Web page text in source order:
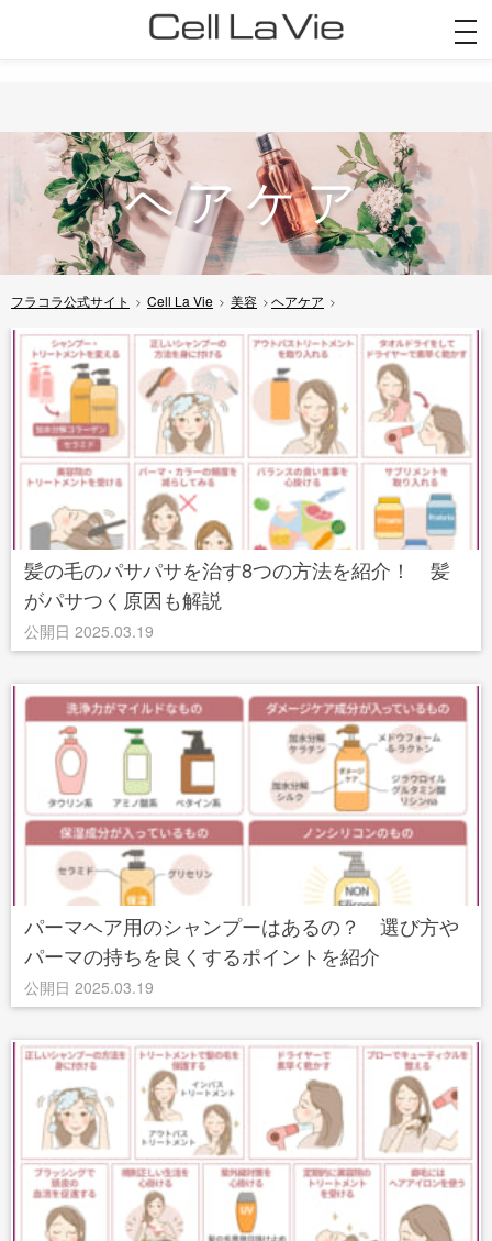
ヘアケア
フラコラ公式サイト Cell La Vie 美容 ヘアケア
髪の毛のパサパサを治す8つの方法を紹介！ 髪
がパサつく原因も解説
公開日 2025.03.19
パーマヘア用のシャンプーはあるの？ 選び方や
パーマの持ちを良くするポイントを紹介
公開日 2025.03.19